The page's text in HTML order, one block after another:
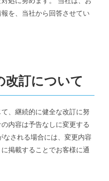
を、当社から回答させてい
改訂について
、継続的に健全な改訂に努
内容は予告なしに変更する
される場合には、変更内容
掲載することでお客様に通